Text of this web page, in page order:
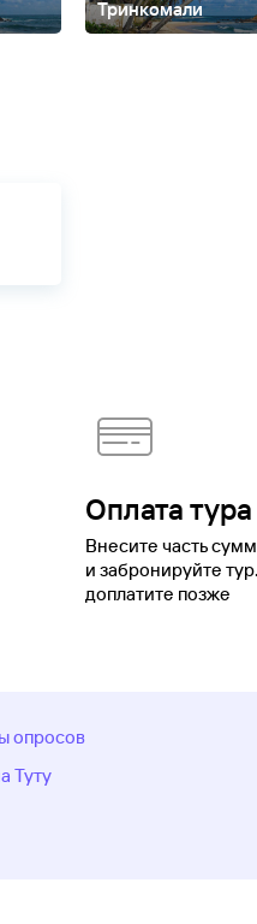
Тринкомали
Оплата
Внесите часть
и забронируйте
доплатите позже
опросов
Туту